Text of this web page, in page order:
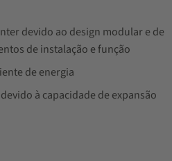
devido ao design modular e de
de instalação e função
de energia
à capacidade de expansão